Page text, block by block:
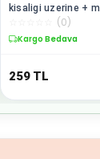
kisaligi uzerine +
kazanilmasi +
dusunceler = 3 set
(0)
Kargo Bedava
259 TL